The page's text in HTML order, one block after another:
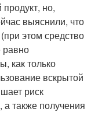
но,
выяснили, что
этом средство
равно
как только
вскрытой
риск
а также получения